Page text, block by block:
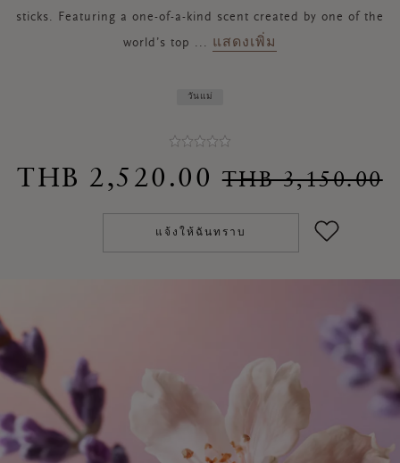
sticks. Featuring a one-of-a-kind scent created by one of the
world’s top ... แสดงเพิ่ม
วันแม่
THB 2,520.00Price
THB 3,150.00
แจ้งให้ฉันทราบ